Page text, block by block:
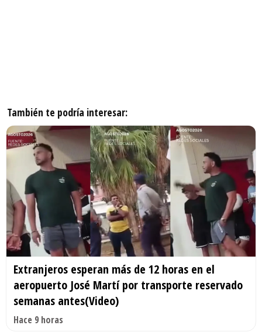
También te podría interesar:
Extranjeros esperan más de 12 horas en el
aeropuerto José Martí por transporte reservado
semanas antes(Video)
Hace 9 horas